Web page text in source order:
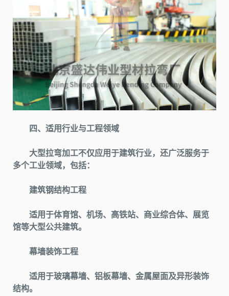
四、适用行业与工程领域
大型拉弯加工不仅应用于建筑行业，还广泛服务于
多个工业领域，包括：
建筑钢结构工程
适用于体育馆、机场、高铁站、商业综合体、展览
馆等大型公共建筑。
幕墙装饰工程
适用于玻璃幕墙、铝板幕墙、金属屋面及异形装饰
结构。